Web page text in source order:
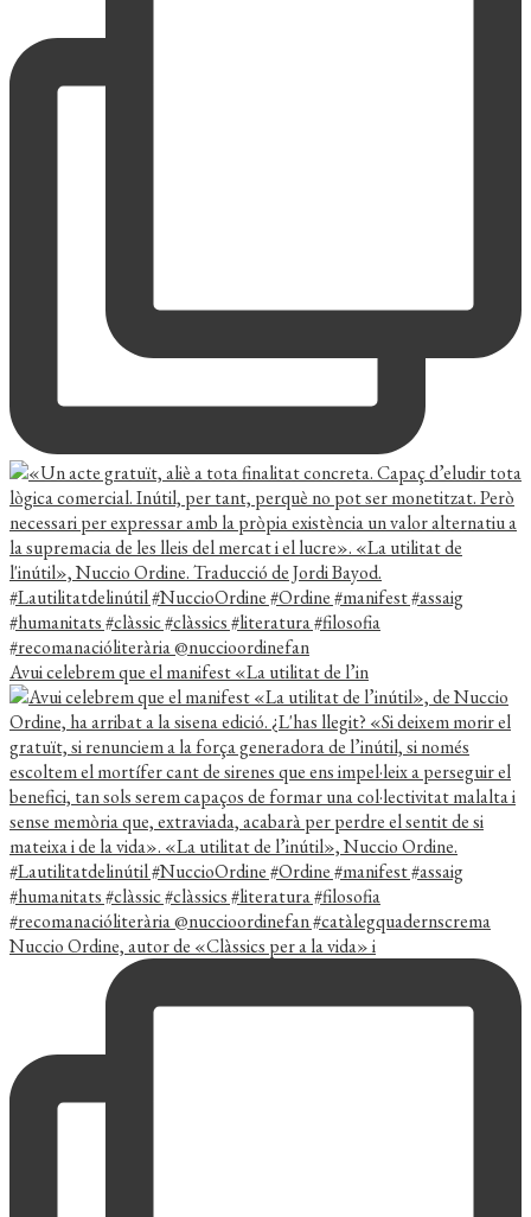
Avui celebrem que el manifest «La utilitat de l’in
Nuccio Ordine, autor de «Clàssics per a la vida» i